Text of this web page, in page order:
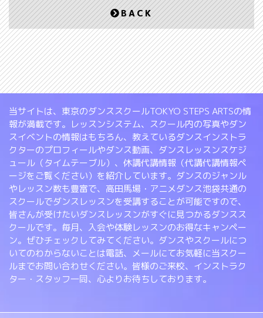
BACK
当サイトは、東京のダンススクールTOKYO STEPS ARTSの情
報が満載です。レッスンシステム、スクール内の写真やダン
スイベントの情報はもちろん、教えているダンスインストラ
クターのプロフィールやダンス動画、ダンスレッスンスケジ
ュール（タイムテーブル）、休講代講情報（代講代講情報ペ
ージをご覧ください）を紹介しています。ダンスのジャンル
やレッスン数も豊富で、高田馬場・アニメダンス池袋共通の
スクールでダンスレッスンを受講することが可能ですので、
皆さんが受けたいダンスレッスンがすぐに見つかるダンスス
クールです。毎月、入会や体験レッスンのお得なキャンペー
ン。ぜひチェックしてみてください。ダンスやスクールにつ
いてのわからないことは電話、メールにてお気軽に当スクー
ルまでお問い合わせください。皆様のご来校、インストラク
ター・スタッフ一同、心よりお待ちしております。